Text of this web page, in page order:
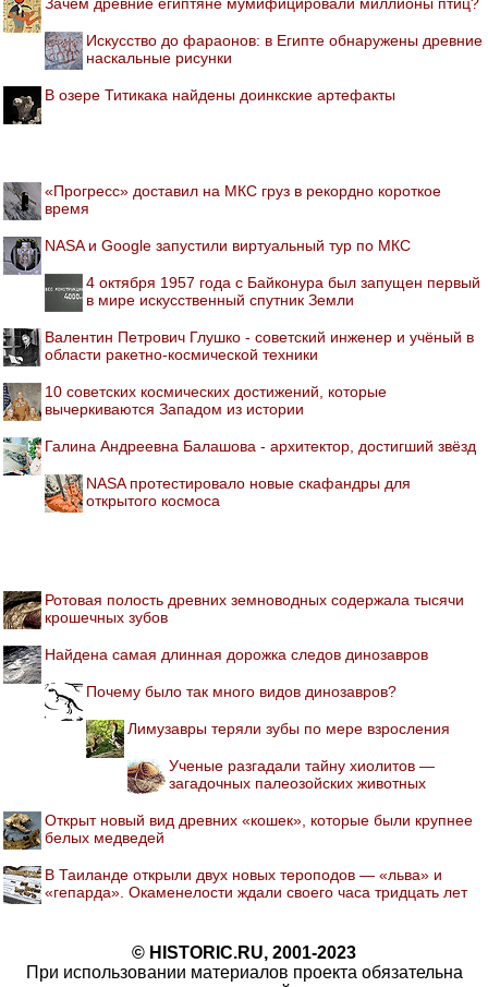
Искусство до фараонов: в Египте обнаружены древние
наскальные рисунки
В озере Титикака найдены доинкские артефакты
«Прогресс» доставил на МКС груз в рекордно короткое
время
NASA и Google запустили виртуальный тур по МКС
4 октября 1957 года с Байконура был запущен первый
в мире искусственный спутник Земли
Валентин Петрович Глушко - советский инженер и учёный в
области ракетно-космической техники
10 советских космических достижений, которые
вычеркиваются Западом из истории
Галина Андреевна Балашова - архитектор, достигший звёзд
NASA протестировало новые скафандры для
открытого космоса
Ротовая полость древних земноводных содержала тысячи
крошечных зубов
Найдена самая длинная дорожка следов динозавров
Почему было так много видов динозавров?
Лимузавры теряли зубы по мере взросления
Ученые разгадали тайну хиолитов —
загадочных палеозойских животных
Открыт новый вид древних «кошек», которые были крупнее
белых медведей
В Таиланде открыли двух новых тероподов — «льва» и
«гепарда». Окаменелости ждали своего часа тридцать лет
© HISTORIC.RU, 2001-2023
При использовании материалов проекта обязательна